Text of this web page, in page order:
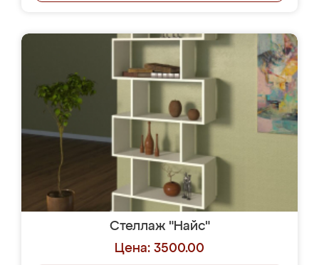
Стеллаж "Найс"
Цена: 3500.00